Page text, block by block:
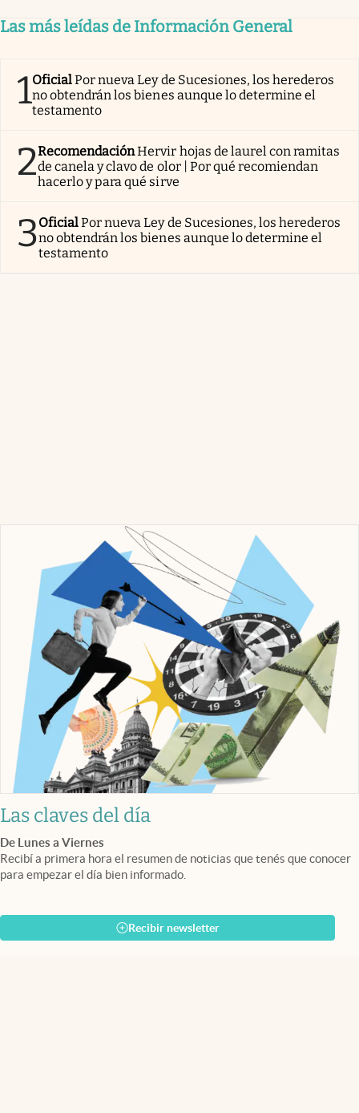
Las más leídas de Información General
1OficialPor nueva Ley de Sucesiones, los herederos
no obtendrán los bienes aunque lo determine el
testamento
2RecomendaciónHervir hojas de laurel con ramitas
de canela y clavo de olor | Por qué recomiendan
hacerlo y para qué sirve
3OficialPor nueva Ley de Sucesiones, los herederos
no obtendrán los bienes aunque lo determine el
testamento
Las claves del día
De Lunes a Viernes
Recibí a primera hora el resumen de noticias que tenés que conocer
para empezar el día bien informado.
Recibir newsletter